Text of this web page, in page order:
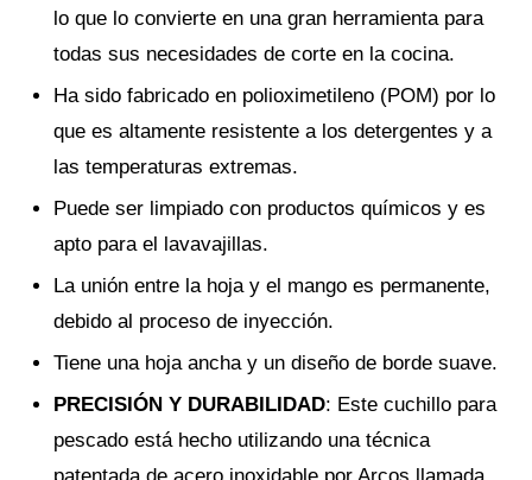
lo que lo convierte en una gran herramienta para
todas sus necesidades de corte en la cocina.
Ha sido fabricado en polioximetileno (POM) por lo
que es altamente resistente a los detergentes y a
las temperaturas extremas.
Puede ser limpiado con productos químicos y es
apto para el lavavajillas.
La unión entre la hoja y el mango es permanente,
debido al proceso de inyección.
Tiene una hoja ancha y un diseño de borde suave.
PRECISIÓN Y DURABILIDAD: Este cuchillo para
pescado está hecho utilizando una técnica